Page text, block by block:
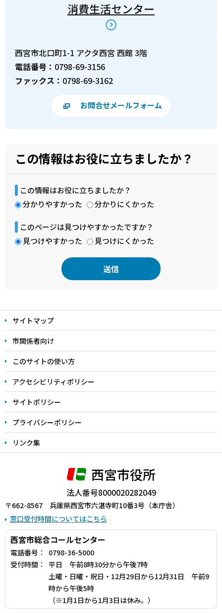
消費生活センター
西宮市北口町1-1 アクタ西宮 西館 3階
電話番号： 0798-69-3156
ファックス： 0798-69-3162
お問合せメールフォーム
この情報はお役に立ちましたか？
この情報はお役に立ちましたか？
分かりやすかった
分かりにくかった
このページは見つけやすかったですか？
見つけやすかった
見つけにくかった
文
こ
こ
ま
で
サイトマップ
市関係者向け
このサイトの使い方
アクセシビリティポリシー
サイトポリシー
プライバシーポリシー
リンク集
西宮市役所
法人番号8000020282049
〒662-8567 兵庫県西宮市六湛寺町10番3号（本庁舎）
窓口受付時間についてはこちら
西宮市総合コールセンター
電話番号：
0798-36-5000
受付時間：
平日 午前8時30分から午後7時
土曜・日曜・祝日・12月29日から12月31日 午前9
時から午後5時
（※1月1日から1月3日は休み。）